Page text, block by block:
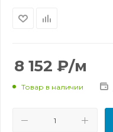
8 152 ₽/м
Товар в наличии